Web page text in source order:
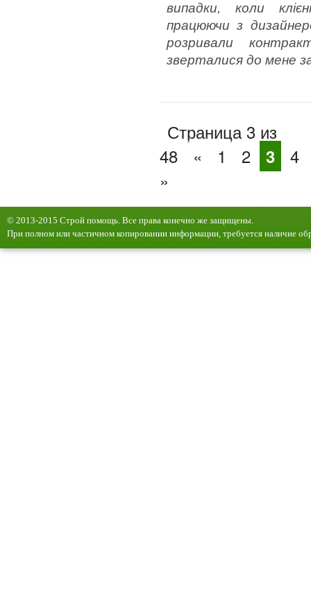
випадки, коли
працюючи з
розривали
зверталися до мене
Страница 3 из
48
« 1 2 3
4
»
© 2013-2015 Строй помощь. Все права конечно же защищены.
При полном или частичном копировании информации, требуется наличие